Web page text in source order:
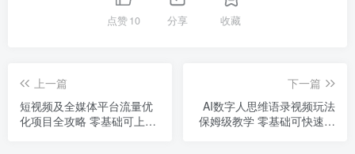
点赞10 分享 收藏
上一篇
短视频及全媒体平台流量优
化项目全攻略 零基础可上手
下一篇
AI数字人思维语录视频玩法
保姆级教学 零基础可快速起